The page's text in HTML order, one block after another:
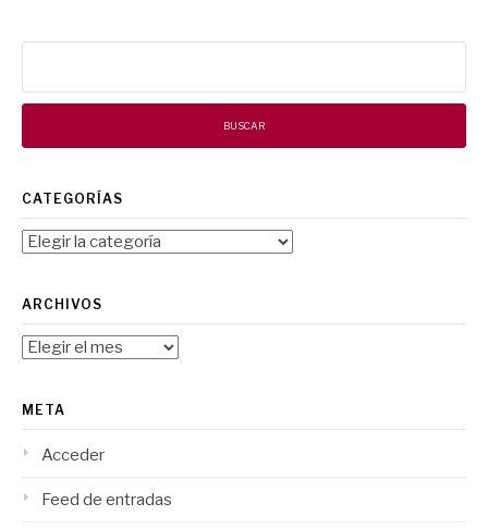
CATEGORÍAS
Categorías
ARCHIVOS
Archivos
META
Acceder
Feed de entradas